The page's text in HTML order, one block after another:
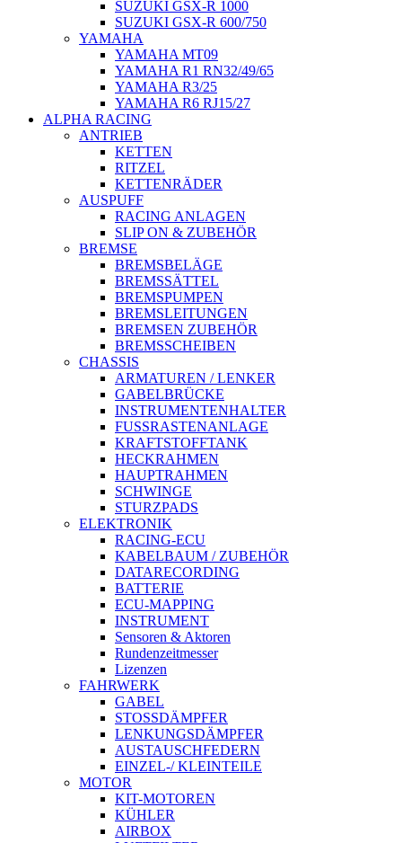
SUZUKI GSX-R 1000
SUZUKI GSX-R 600/750
YAMAHA
YAMAHA MT09
YAMAHA R1 RN32/49/65
YAMAHA R3/25
YAMAHA R6 RJ15/27
ALPHA RACING
ANTRIEB
KETTEN
RITZEL
KETTENRÄDER
AUSPUFF
RACING ANLAGEN
SLIP ON & ZUBEHÖR
BREMSE
BREMSBELÄGE
BREMSSÄTTEL
BREMSPUMPEN
BREMSLEITUNGEN
BREMSEN ZUBEHÖR
BREMSSCHEIBEN
CHASSIS
ARMATUREN / LENKER
GABELBRÜCKE
INSTRUMENTENHALTER
FUSSRASTENANLAGE
KRAFTSTOFFTANK
HECKRAHMEN
HAUPTRAHMEN
SCHWINGE
STURZPADS
ELEKTRONIK
RACING-ECU
KABELBAUM / ZUBEHÖR
DATARECORDING
BATTERIE
ECU-MAPPING
INSTRUMENT
Sensoren & Aktoren
Rundenzeitmesser
Lizenzen
FAHRWERK
GABEL
STOSSDÄMPFER
LENKUNGSDÄMPFER
AUSTAUSCHFEDERN
EINZEL-/ KLEINTEILE
MOTOR
KIT-MOTOREN
KÜHLER
AIRBOX